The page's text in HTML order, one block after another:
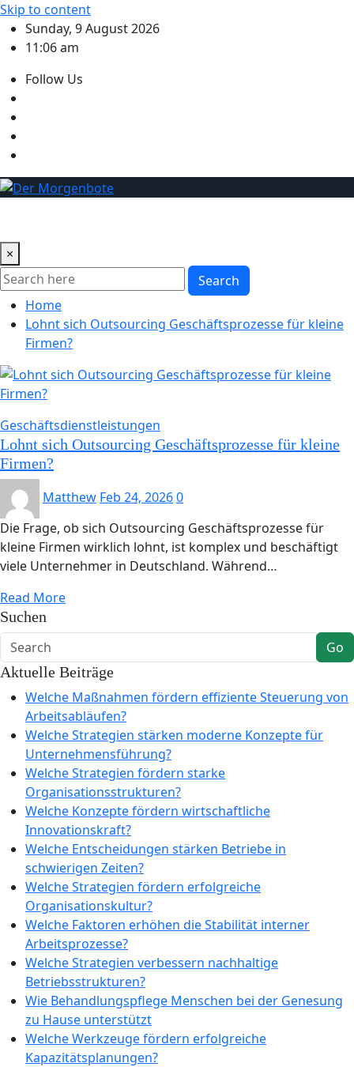
Skip to content
Sunday, 9 August 2026
11:06 am
Follow Us
×
Search
Home
Lohnt sich Outsourcing Geschäftsprozesse für kleine
Firmen?
Geschäftsdienstleistungen
Lohnt sich Outsourcing Geschäftsprozesse für kleine
Firmen?
Matthew Feb 24, 20260
Die Frage, ob sich Outsourcing Geschäftsprozesse für
kleine Firmen wirklich lohnt, ist komplex und beschäftigt
viele Unternehmer in Deutschland. Während…
Read More
Suchen
Go
Aktuelle Beiträge
Welche Maßnahmen fördern effiziente Steuerung von
Arbeitsabläufen?
Welche Strategien stärken moderne Konzepte für
Unternehmensführung?
Welche Strategien fördern starke
Organisationsstrukturen?
Welche Konzepte fördern wirtschaftliche
Innovationskraft?
Welche Entscheidungen stärken Betriebe in
schwierigen Zeiten?
Welche Strategien fördern erfolgreiche
Organisationskultur?
Welche Faktoren erhöhen die Stabilität interner
Arbeitsprozesse?
Welche Strategien verbessern nachhaltige
Betriebsstrukturen?
Wie Behandlungspflege Menschen bei der Genesung
zu Hause unterstützt
Welche Werkzeuge fördern erfolgreiche
Kapazitätsplanungen?